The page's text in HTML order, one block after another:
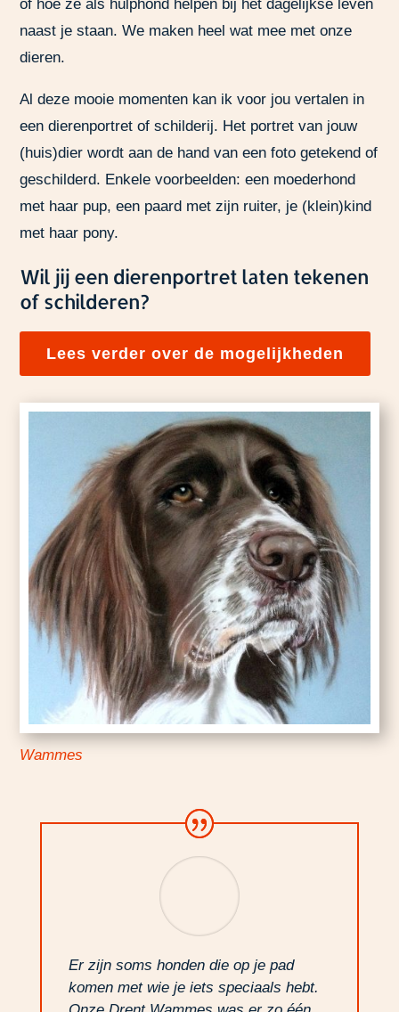
of hoe ze als hulphond helpen bij het dagelijkse leven
naast je staan. We maken heel wat mee met onze
dieren.
Al deze mooie momenten kan ik voor jou vertalen in
een dierenportret of schilderij. Het portret van jouw
(huis)dier wordt aan de hand van een foto getekend of
geschilderd. Enkele voorbeelden: een moederhond
met haar pup, een paard met zijn ruiter, je (klein)kind
met haar pony.
Wil jij een dierenportret laten tekenen
of schilderen?
Lees verder over de mogelijkheden
Wammes
Er zijn soms honden die op je pad
komen met wie je iets speciaals hebt.